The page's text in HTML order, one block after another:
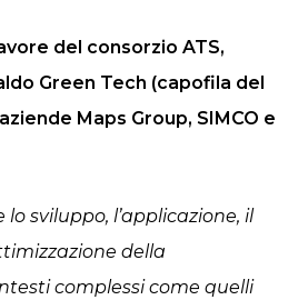
del consorzio ATS,
Green Tech (capofila del
Maps Group, SIMCO e
sviluppo, l’applicazione, il
della
complessi come quelli